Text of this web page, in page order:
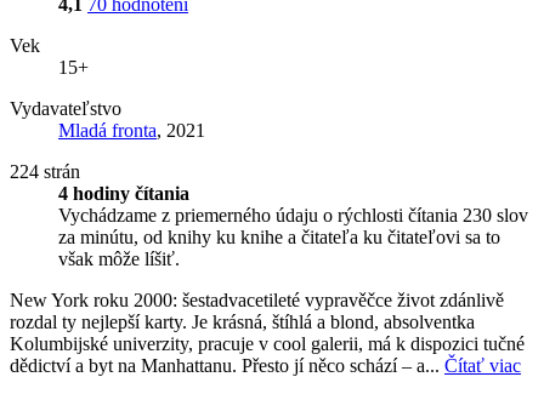
Vek
15+
Vydavateľstvo
Mladá fronta, 2021
224 strán
4 hodiny čítania
Vychádzame z priemerného údaju o rýchlosti čítania 230 slov
za minútu, od knihy ku knihe a čitateľa ku čitateľovi sa to
však môže líšiť.
New York roku 2000: šestadvacetileté vypravěčce život zdánlivě
rozdal ty nejlepší karty. Je krásná, štíhlá a blond, absolventka
Kolumbijské univerzity, pracuje v cool galerii, má k dispozici tučné
dědictví a byt na Manhattanu. Přesto jí něco schází – a... Čítať viac